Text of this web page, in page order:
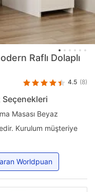
Raflı Dolaplı
4.5 (8)
Seçenekleri
Masası Beyaz
Kurulum müşteriye
Worldpuan